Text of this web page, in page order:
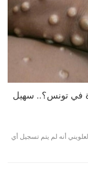
في تونس؟.. سهيل
أنه لم يتم تسجيل أي